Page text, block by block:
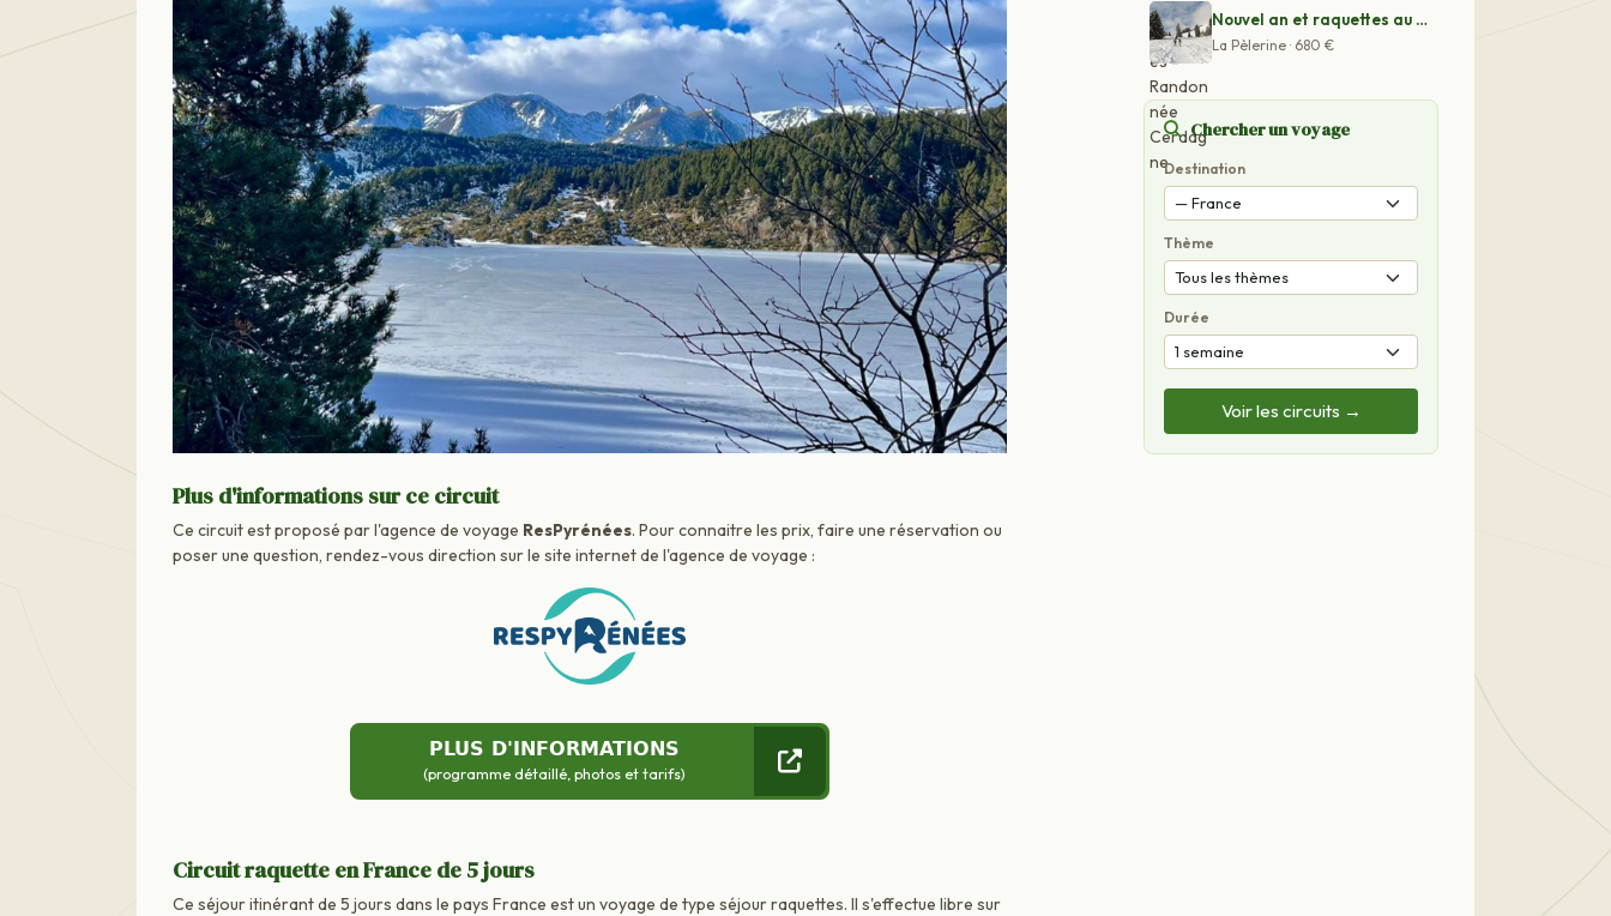
Plus d'informations sur ce circuit
Ce circuit est proposé par l'agence de voyage ResPyrénées. Pour connaitre les prix, faire une réservation ou
poser une question, rendez-vous direction sur le site internet de l'agence de voyage :
PLUS D'INFORMATIONS
(programme détaillé, photos et tarifs)
Circuit raquette en France de 5 jours
Ce séjour itinérant de 5 jours dans le pays France est un voyage de type séjour raquettes. Il s'effectue libre sur
Nouvel an et raquettes au pied du massif du Mézenc
La Pèlerine · 680 €
Chercher un voyage
Destination
Thème
Durée
Voir les circuits →